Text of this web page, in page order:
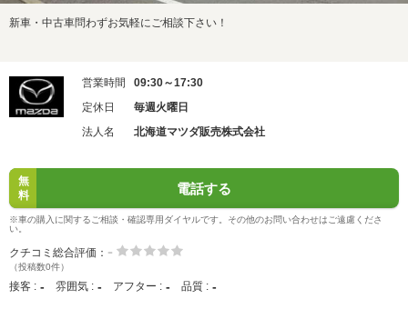
新車・中古車問わずお気軽にご相談下さい！
営業時間
09:30～17:30
定休日
毎週火曜日
法人名
北海道マツダ販売株式会社
無
料
電話する
※車の購入に関するご相談・確認専用ダイヤルです。その他のお問い合わせはご遠慮くださ
い。
クチコミ総合評価： -
（投稿数0件）
接客 : - 雰囲気 : - アフター : - 品質 : -